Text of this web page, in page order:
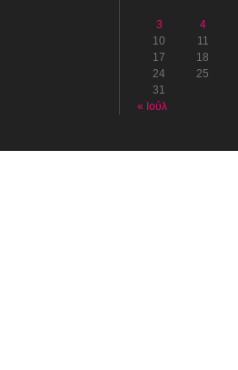
3
4
10
11
17
18
24
25
31
« Ιούλ